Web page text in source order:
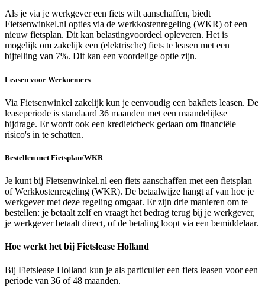
Als je via je werkgever een fiets wilt aanschaffen, biedt
Fietsenwinkel.nl opties via de werkkostenregeling (WKR) of een
nieuw fietsplan. Dit kan belastingvoordeel opleveren. Het is
mogelijk om zakelijk een (elektrische) fiets te leasen met een
bijtelling van 7%. Dit kan een voordelige optie zijn.
Leasen voor Werknemers
Via Fietsenwinkel zakelijk kun je eenvoudig een bakfiets leasen. De
leaseperiode is standaard 36 maanden met een maandelijkse
bijdrage. Er wordt ook een kredietcheck gedaan om financiële
risico's in te schatten.
Bestellen met Fietsplan/WKR
Je kunt bij Fietsenwinkel.nl een fiets aanschaffen met een fietsplan
of Werkkostenregeling (WKR). De betaalwijze hangt af van hoe je
werkgever met deze regeling omgaat. Er zijn drie manieren om te
bestellen: je betaalt zelf en vraagt het bedrag terug bij je werkgever,
je werkgever betaalt direct, of de betaling loopt via een bemiddelaar.
Hoe werkt het bij Fietslease Holland
Bij Fietslease Holland kun je als particulier een fiets leasen voor een
periode van 36 of 48 maanden.